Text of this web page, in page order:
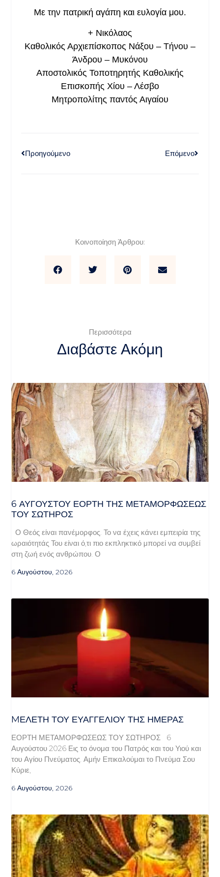
Με την πατρική αγάπη και ευλογία μου.
+ Νικόλαος
Καθολικός Αρχιεπίσκοπος Νάξου – Τήνου –
Άνδρου – Μυκόνου
Αποστολικός Τοποτηρητής Καθολικής
Επισκοπής Χίου – Λέσβο
Μητροπολίτης παντός Αιγαίου
Προηγούμενο Επόμενο
Κοινοποίηση Άρθρου:
Περισσότερα
Διαβάστε Ακόμη
6 ΑΥΓΟΥΣΤΟΥ ΕΟΡΤΗ ΤΗΣ ΜΕΤΑΜΟΡΦΩΣΕΩΣ
ΤΟΥ ΣΩΤΗΡΟΣ
Ο Θεός είναι πανέμορφος. Το να έχεις κάνει εμπειρία της
ωραιότητάς Του είναι ό,τι πιο εκπληκτικό μπορεί να συμβεί
στη ζωή ενός ανθρώπου. Ο
6 Αυγούστου, 2026
MΕΛΈΤΗ ΤΟΥ ΕΥΑΓΓΕΛΊΟΥ ΤΗΣ ΗΜΈΡΑΣ
ΕΟΡΤΗ ΜΕΤΑΜΟΡΦΩΣΕΩΣ ΤΟΥ ΣΩΤΗΡΟΣ 6
Αυγούστου 2026 Εις το όνομα του Πατρός και του Υιού και
του Αγίου Πνεύματος. Αμήν Επικαλούμαι το Πνεύμα Σου
Κύριε,
6 Αυγούστου, 2026